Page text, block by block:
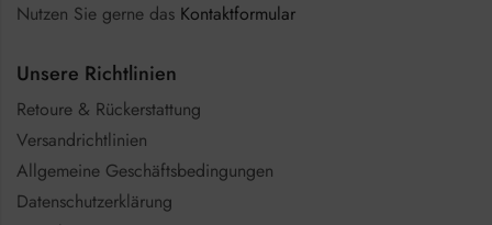
Nutzen Sie gerne das Kontaktformular
Unsere Richtlinien
Retoure & Rückerstattung
Versandrichtlinien
Allgemeine Geschäftsbedingungen
Datenschutzerklärung